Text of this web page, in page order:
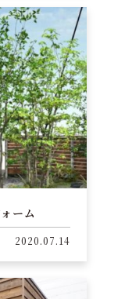
ーム
2020.07.14